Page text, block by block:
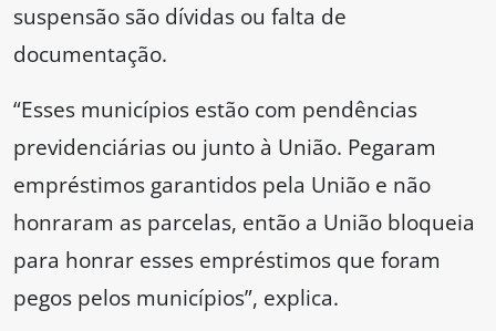
suspensão são dívidas ou falta de
documentação.
“Esses municípios estão com pendências
previdenciárias ou junto à União. Pegaram
empréstimos garantidos pela União e não
honraram as parcelas, então a União bloqueia
para honrar esses empréstimos que foram
pegos pelos municípios”, explica.